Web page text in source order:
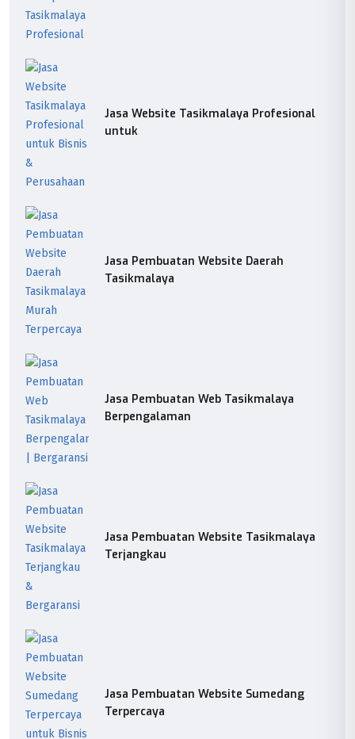
Jasa Website Tasikmalaya Profesional
untuk
Jasa Pembuatan Website Daerah
Tasikmalaya
Jasa Pembuatan Web Tasikmalaya
Berpengalaman
Jasa Pembuatan Website Tasikmalaya
Terjangkau
Jasa Pembuatan Website Sumedang
Terpercaya